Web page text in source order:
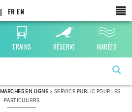
| FR EN
TRAINS RÉSERVE MARÉES
EN LIGNE > SERVICE PUBLIC POUR LES
PARTICULIERS